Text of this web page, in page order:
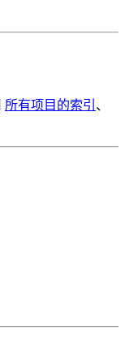
所有项目的索引 、